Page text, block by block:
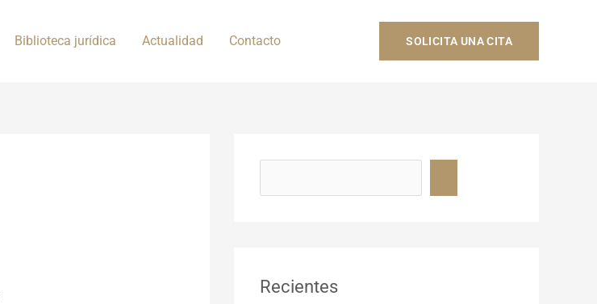
Biblioteca jurídica Actualidad Contacto SOLICITA UNA CITA
s
Recientes